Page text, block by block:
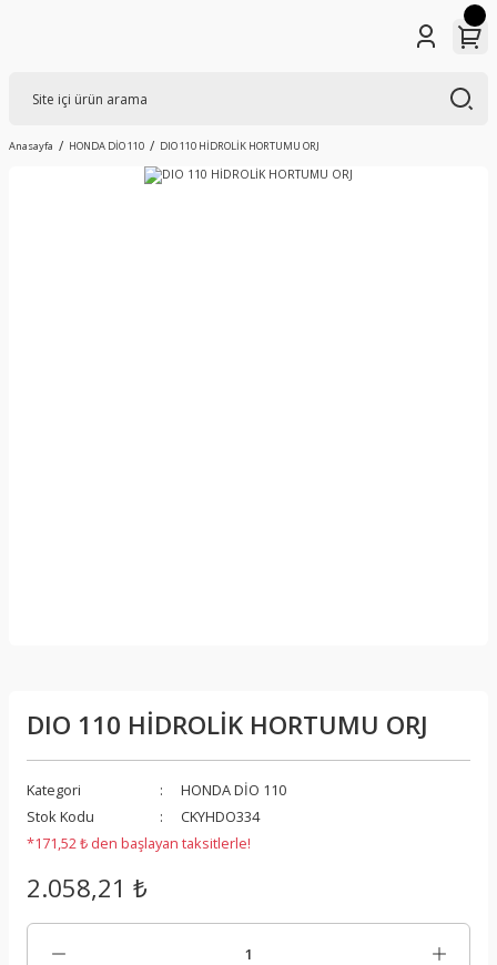
Anasayfa HONDA DİO 110 DIO 110 HİDROLİK HORTUMU ORJ
DIO 110 HİDROLİK HORTUMU ORJ
Kategori
HONDA DİO 110
Stok Kodu
CKYHDO334
*171,52 ₺ den başlayan taksitlerle!
2.058,21 ₺